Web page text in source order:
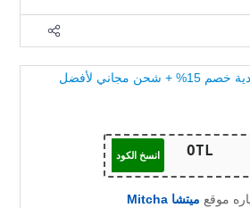
كود خصم ميتشا السعودية خصم 15% + شحن مجاني لأفضل
انسخ الكود
موقع ميتشا Mitcha